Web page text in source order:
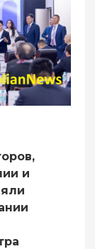
и